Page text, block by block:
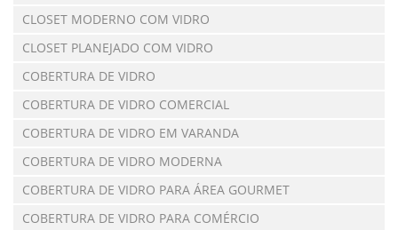
CLOSET MODERNO COM VIDRO
CLOSET PLANEJADO COM VIDRO
COBERTURA DE VIDRO
COBERTURA DE VIDRO COMERCIAL
COBERTURA DE VIDRO EM VARANDA
COBERTURA DE VIDRO MODERNA
COBERTURA DE VIDRO PARA ÁREA GOURMET
COBERTURA DE VIDRO PARA COMÉRCIO